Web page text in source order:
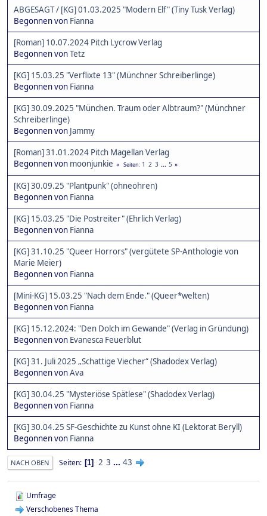
ABGESAGT / [KG] 01.03.2025 "Modern Elf" (Tiny Tusk Verlag)
Begonnen von Fianna
[Roman] 10.07.2024 Pitch Lycrow Verlag
Begonnen vonTetz
[KG] 15.03.25 "Verflixte 13" (Münchner Schreiberlinge)
Begonnen von Fianna
[KG] 30.09.2025 "München. Traum oder Albtraum?" (Münchner
Schreiberlinge)
Begonnen von Jammy
[Roman] 31.01.2024 Pitch Magellan Verlag
Begonnen von moonjunkie Seiten 1 2 3 ... 5
[KG] 30.09.25 "Plantpunk" (ohneohren)
Begonnen von Fianna
[KG] 15.03.25 "Die Postreiter" (Ehrlich Verlag)
Begonnen von Fianna
[KG] 31.10.25 "Queer Horrors" (vergütete SP-Anthologie von
Marie Meier)
Begonnen von Fianna
[Mini-KG] 15.03.25 "Nach dem Ende." (Queer*welten)
Begonnen von Fianna
[KG] 15.12.2024: "Den Dolch im Gewande" (Verlag in Gründung)
Begonnen von Evanesca Feuerblut
[KG] 31. Juli 2025 „Schattige Viecher“ (Shadodex Verlag)
Begonnen vonAva
[KG] 30.04.25 "Mysteriöse Spätlese" (Shadodex Verlag)
Begonnen von Fianna
[KG] 30.04.25 SF-Geschichte zu Kunst ohne KI (Lektorat Beryll)
Begonnen von Fianna
NACH OBEN Seiten 1 2 3 ... 43
Umfrage
Verschobenes Thema